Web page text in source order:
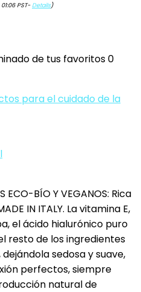
PST-Details)
de tus favoritos0
para el cuidado de la
ECO-BÍO Y VEGANOS: Rica
IN ITALY. La vitamina E,
el ácido hialurónico puro
resto de los ingredientes
sedosa y suave,
perfectos, siempre
natural de